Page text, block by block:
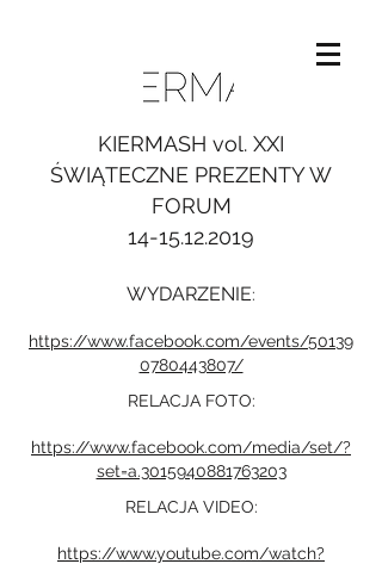
KIERMASH vol. XXI
ŚWIĄTECZNE PREZENTY W
FORUM
14-15.12.2019
WYDARZENIE:
https://www.facebook.com/events/50139
0780443807/
RELACJA FOTO:
https://www.facebook.com/media/set/?
set=a.3015940881763203
RELACJA VIDEO:
https://www.youtube.com/watch?